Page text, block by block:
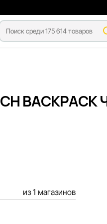
из 1 магазинов